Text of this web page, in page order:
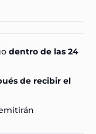
dentro de las 24
de recibir el